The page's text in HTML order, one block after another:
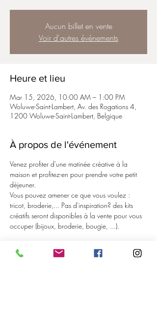
Aucun billet en vente
Voir d'autres événements
Heure et lieu
Mar 15, 2026, 10:00 AM – 1:00 PM
Woluwe-Saint-Lambert, Av. des Rogations 4,
1200 Woluwe-Saint-Lambert, Belgique
À propos de l'événement
Venez profiter d'une matinée créative à la
maison et profitez-en pour prendre votre petit
déjeuner.
Vous pouvez amener ce que vous voulez :
tricot, broderie,... Pas d'inspiration? des kits
créatifs seront disponibles à la vente pour vous
occuper (bijoux, broderie, bougie, ...).
de la tisane, du café.